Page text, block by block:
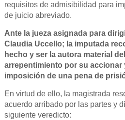
requisitos de admisibilidad para
de juicio abreviado.
Ante la jueza asignada para
Claudia Uccello; la imputada
hecho y ser la autora material
arrepentimiento por su accionar
imposición de una pena de
En virtud de ello, la magistrada
acuerdo arribado por las partes y
siguiente veredicto: